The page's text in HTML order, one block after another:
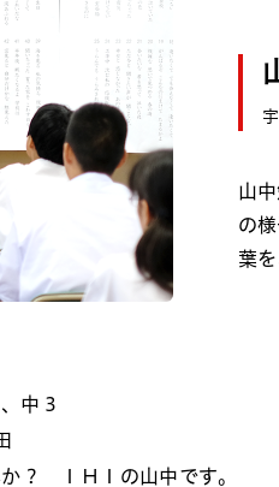
山
の
葉
中３
？ ＩＨＩの山中です。